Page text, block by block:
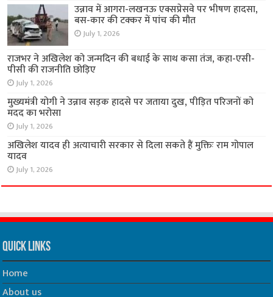
उन्नाव में आगरा-लखनऊ एक्सप्रेसवे पर भीषण हादसा,
बस-कार की टक्कर में पांच की मौत
July 1, 2026
राजभर ने अखिलेश को जन्मदिन की बधाई के साथ कसा तंज, कहा-एसी-
पीसी की राजनीति छोड़िए
July 1, 2026
मुख्यमंत्री योगी ने उन्नाव सड़क हादसे पर जताया दुख, पीड़ित परिजनों को
मदद का भरोसा
July 1, 2026
अखिलेश यादव ही अत्याचारी सरकार से दिला सकते हैं मुक्तिः राम गोपाल
यादव
July 1, 2026
Quick Links
Home
About us